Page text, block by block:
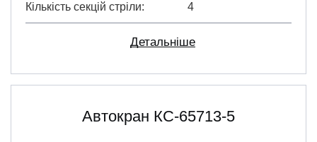
Кількість секцій стріли 4
Детальніше
Автокран КС-65713-5